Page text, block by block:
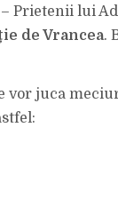
– Prietenii lui
de Vrancea.
vor juca